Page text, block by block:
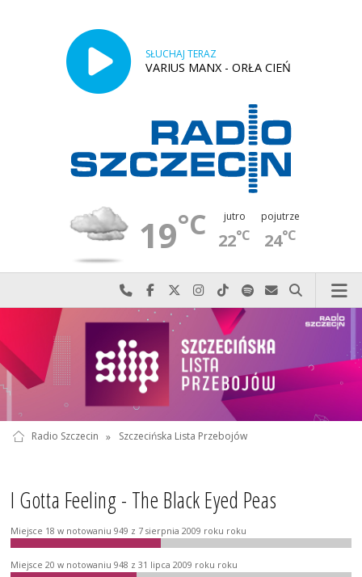
SŁUCHAJ TERAZ
VARIUS MANX - ORŁA CIEŃ
19°C jutro
22°C
pojutrze
24°C
Najlepiej po prostu do nas zadzwoń
Odwiedź nas na Facebook-u
Odwiedź nas na X
Odwiedź nas na Instagram-ie
Odwiedź nas na TikTok-u
Szukaj nas na Spotify
Wyślij do nas
Szukaj
Radio Szczecin » Szczecińska Lista Przebojów
I Gotta Feeling - The Black Eyed Peas
Miejsce 18 w notowaniu 949 z 7 sierpnia 2009 roku roku
Miejsce 20 w notowaniu 948 z 31 lipca 2009 roku roku